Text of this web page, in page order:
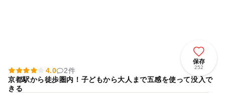
保存
252
4.0
2件
京都駅から徒歩圏内！子どもから大人まで五感を使って没入で
きる